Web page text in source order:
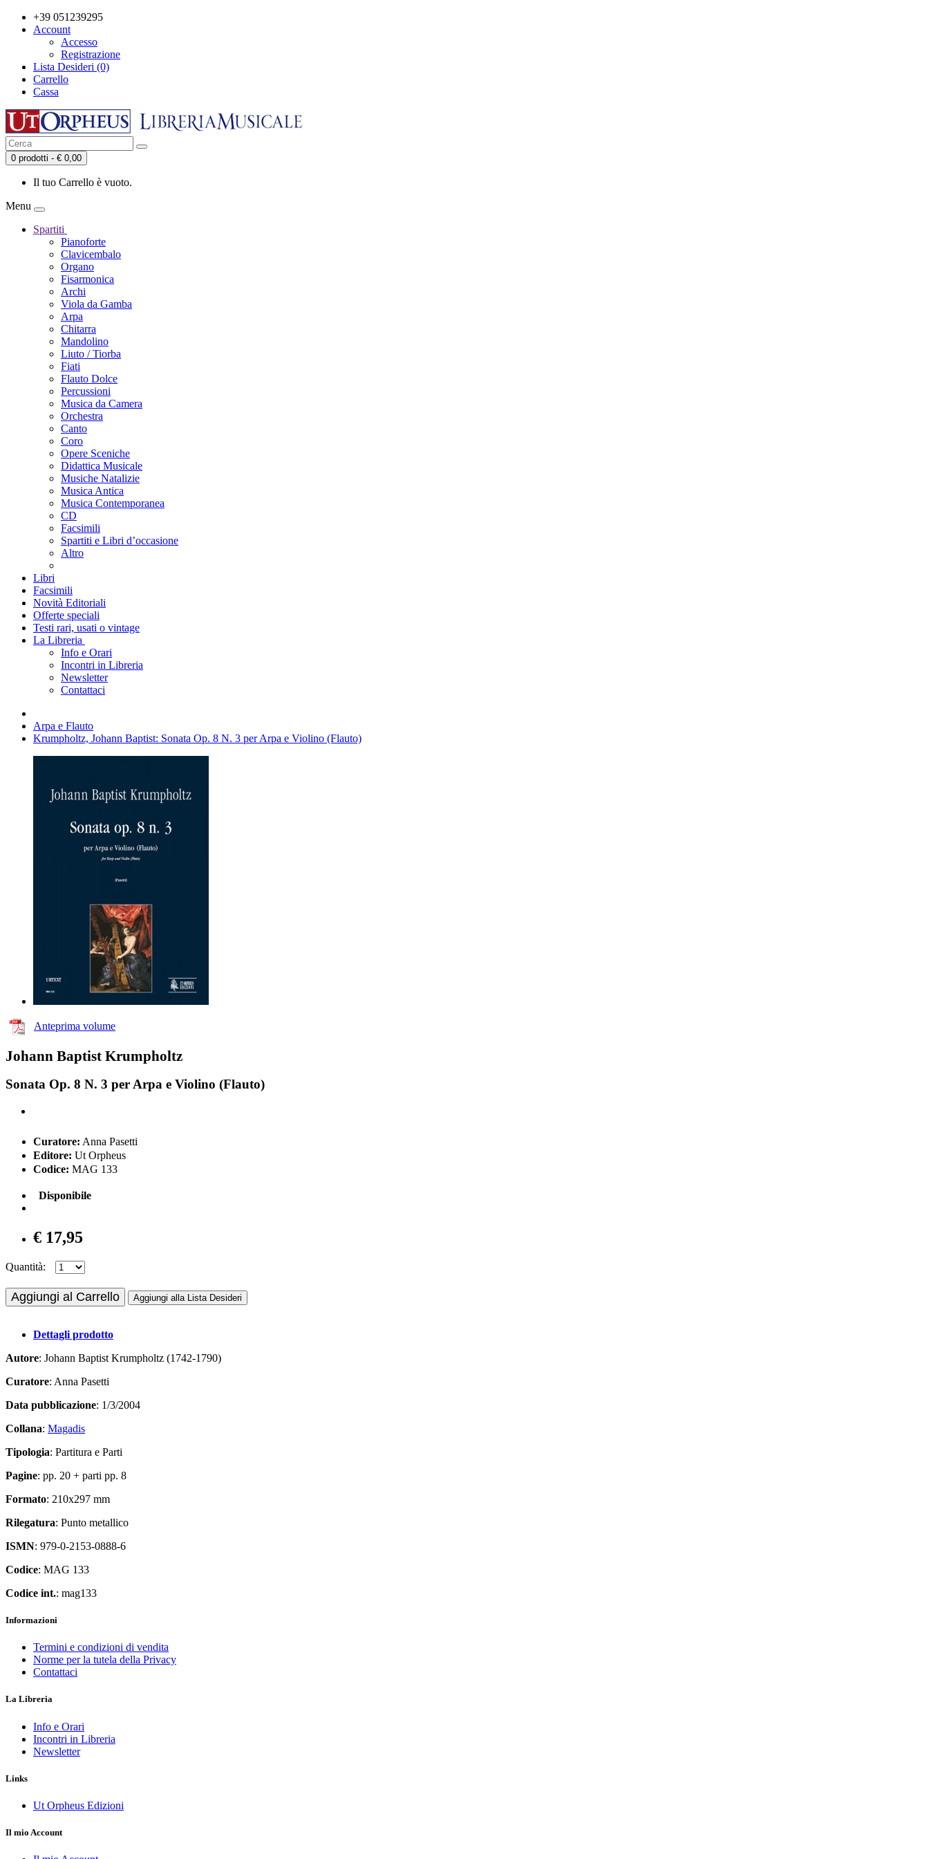
+39 051239295
Account
Accesso
Registrazione
Lista Desideri (0)
Carrello
Cassa
0 prodotti - € 0,00
Il tuo Carrello è vuoto.
Menu
Spartiti
Pianoforte
Clavicembalo
Organo
Fisarmonica
Archi
Viola da Gamba
Arpa
Chitarra
Mandolino
Liuto / Tiorba
Fiati
Flauto Dolce
Percussioni
Musica da Camera
Orchestra
Canto
Coro
Opere Sceniche
Didattica Musicale
Musiche Natalizie
Musica Antica
Musica Contemporanea
CD
Facsimili
Spartiti e Libri d’occasione
Altro
Libri
Facsimili
Novità Editoriali
Offerte speciali
Testi rari, usati o vintage
La Libreria
Info e Orari
Incontri in Libreria
Newsletter
Contattaci
Arpa e Flauto
Krumpholtz, Johann Baptist: Sonata Op. 8 N. 3 per Arpa e Violino (Flauto)
Anteprima volume
Johann Baptist Krumpholtz
Sonata Op. 8 N. 3 per Arpa e Violino (Flauto)
Curatore: Anna Pasetti
Editore: Ut Orpheus
Codice: MAG 133
Disponibile
€ 17,95
Quantità:
Aggiungi al Carrello Aggiungi alla Lista Desideri
Dettagli prodotto
Autore: Johann Baptist Krumpholtz (1742-1790)
Curatore: Anna Pasetti
Data pubblicazione: 1/3/2004
Collana: Magadis
Tipologia: Partitura e Parti
Pagine: pp. 20 + parti pp. 8
Formato: 210x297 mm
Rilegatura: Punto metallico
ISMN: 979-0-2153-0888-6
Codice: MAG 133
Codice int.: mag133
Informazioni
Termini e condizioni di vendita
Norme per la tutela della Privacy
Contattaci
La Libreria
Info e Orari
Incontri in Libreria
Newsletter
Links
Ut Orpheus Edizioni
Il mio Account